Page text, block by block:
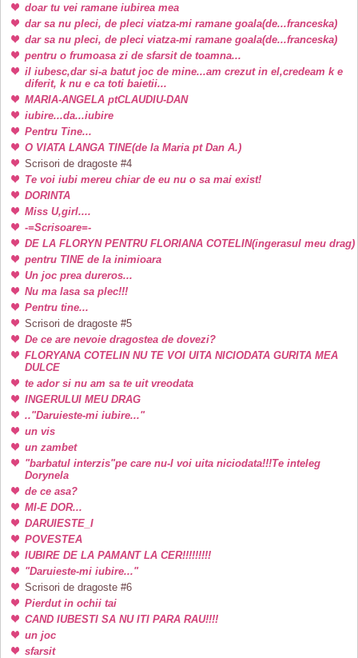
doar tu vei ramane iubirea mea
dar sa nu pleci, de pleci viatza-mi ramane goala(de...franceska)
dar sa nu pleci, de pleci viatza-mi ramane goala(de...franceska)
pentru o frumoasa zi de sfarsit de toamna...
il iubesc,dar si-a batut joc de mine...am crezut in el,credeam k e
diferit, k nu e ca toti baietii...
MARIA-ANGELA ptCLAUDIU-DAN
iubire...da...iubire
Pentru Tine...
O VIATA LANGA TINE(de la Maria pt Dan A.)
Scrisori de dragoste #4
Te voi iubi mereu chiar de eu nu o sa mai exist!
DORINTA
Miss U,girl....
-=Scrisoare=-
DE LA FLORYN PENTRU FLORIANA COTELIN(ingerasul meu drag)
pentru TINE de la inimioara
Un joc prea dureros...
Nu ma lasa sa plec!!!
Pentru tine...
Scrisori de dragoste #5
De ce are nevoie dragostea de dovezi?
FLORYANA COTELIN NU TE VOI UITA NICIODATA GURITA MEA
DULCE
te ador si nu am sa te uit vreodata
INGERULUI MEU DRAG
.."Daruieste-mi iubire..."
un vis
un zambet
"barbatul interzis"pe care nu-l voi uita niciodata!!!Te inteleg
Dorynela
de ce asa?
MI-E DOR...
DARUIESTE_I
POVESTEA
IUBIRE DE LA PAMANT LA CER!!!!!!!!!
"Daruieste-mi iubire..."
Scrisori de dragoste #6
Pierdut in ochii tai
CAND IUBESTI SA NU ITI PARA RAU!!!!
un joc
sfarsit